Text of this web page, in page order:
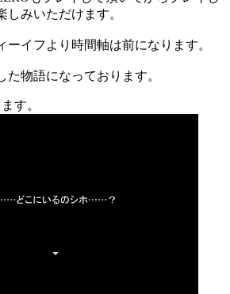
みいただけます。
ーイフより時間軸は前になります。
物語になっております。
す。